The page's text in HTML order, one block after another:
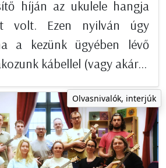
híján az ukulele hangja
volt. Ezen nyilván úgy
a kezünk ügyében lévő
kábellel (vagy akár...
Olvasnivalók, interjúk